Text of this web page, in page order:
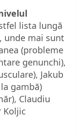
lista lungă
unde mai sunt
(probleme
genunchi),
Jakub
gambă)
Claudiu
Koljic